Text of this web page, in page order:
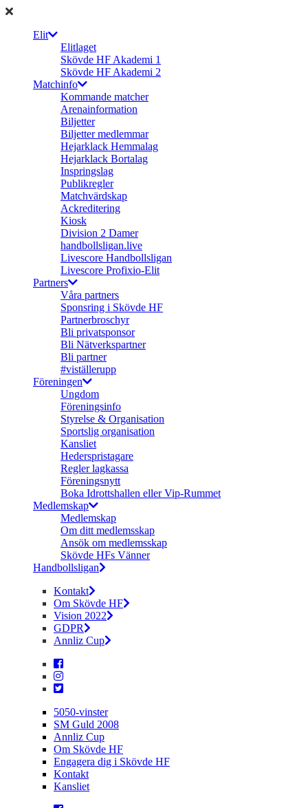
Elit
Elitlaget
Skövde HF Akademi 1
Skövde HF Akademi 2
Matchinfo
Kommande matcher
Arenainformation
Biljetter
Biljetter medlemmar
Hejarklack Hemmalag
Hejarklack Bortalag
Inspringslag
Publikregler
Matchvärdskap
Ackreditering
Kiosk
Division 2 Damer
handbollsligan.live
Livescore Handbollsligan
Livescore Profixio-Elit
Partners
Våra partners
Sponsring i Skövde HF
Partnerbroschyr
Bli privatsponsor
Bli Nätverkspartner
Bli partner
#viställerupp
Föreningen
Ungdom
Föreningsinfo
Styrelse & Organisation
Sportslig organisation
Kansliet
Hederspristagare
Regler lagkassa
Föreningsnytt
Boka Idrottshallen eller Vip-Rummet
Medlemskap
Medlemskap
Om ditt medlemsskap
Ansök om medlemsskap
Skövde HFs Vänner
Handbollsligan
Kontakt
Om Skövde HF
Vision 2022
GDPR
Annliz Cup
5050-vinster
SM Guld 2008
Annliz Cup
Om Skövde HF
Engagera dig i Skövde HF
Kontakt
Kansliet